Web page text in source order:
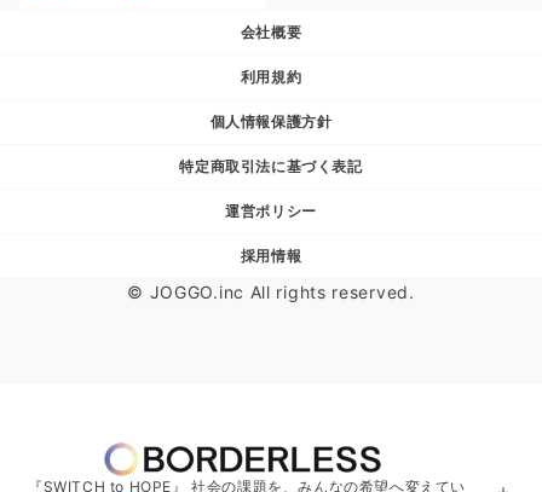
会社概要
利用規約
個人情報保護方針
特定商取引法に基づく表記
運営ポリシー
採用情報
© JOGGO.inc All rights reserved.
『SWITCH to HOPE』 社会の課題を、みんなの希望へ変えてい